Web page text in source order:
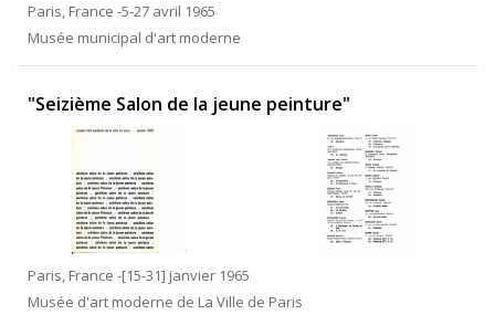
Paris, France -5-27 avril 1965
Musée municipal d'art moderne
"Seizième Salon de la jeune peinture"
Paris, France -[15-31] janvier 1965
Musée d'art moderne de La Ville de Paris